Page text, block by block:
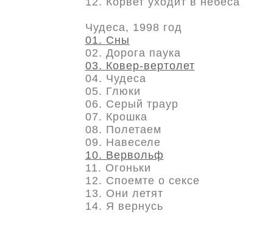
Чудеса, 1998 год
01. Сны
02. Дорога паука
03. Ковер-вертолет
04. Чудеса
05. Глюки
06. Серый траур
07. Крошка
08. Полетаем
09. Навеселе
10. Вервольф
11. Огоньки
12. Споемте о сексе
13. Они летят
14. Я вернусь